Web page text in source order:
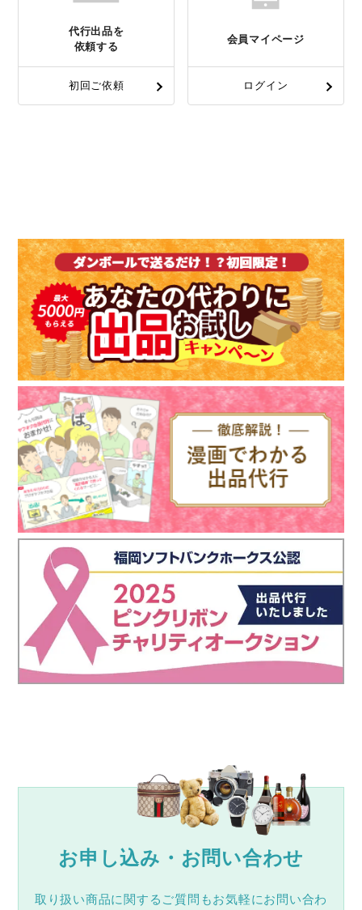
代行出品を
依頼する
初回ご依頼
会員マイページ
ログイン
お申し込み・お問い合わせ
取り扱い商品に関するご質問もお気軽にお問い合わ